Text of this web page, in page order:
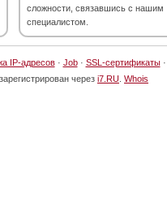
сложности, связавшись с нашим
специалистом.
IP-адресов· Job· SSL-сертификаты·
через i7.RU Whois